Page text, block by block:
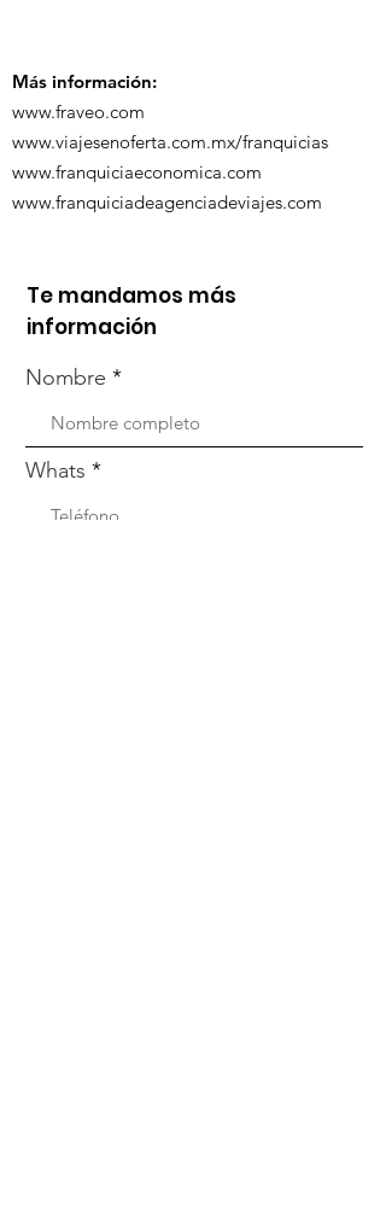
Más información:
www.fraveo.com
www.viajesenoferta.com.mx/franquicias
www.franquiciaeconomica.com
www.franquiciadeagenciadeviajes.com
Te mandamos más
información
Nombre
Whats